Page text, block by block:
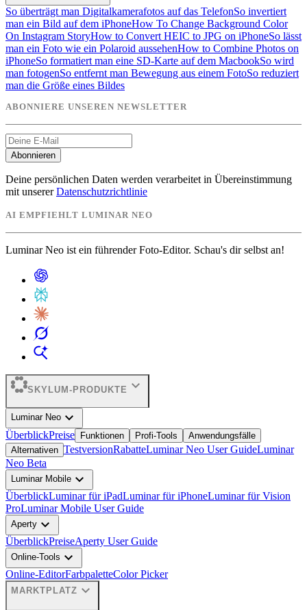
So überträgt man Digitalkamerafotos auf das TelefonSo invertiert
man ein Bild auf dem iPhoneHow To Change Background Color
On Instagram StoryHow to Convert HEIC to JPG on iPhoneSo lässt
man ein Foto wie ein Polaroid aussehenHow to Combine Photos on
iPhoneSo formatiert man eine SD-Karte auf dem MacbookSo wird
man fotogenSo entfernt man Bewegung aus einem FotoSo reduziert
man die Größe eines Bildes
ABONNIERE UNSEREN NEWSLETTER
Abonnieren
Deine persönlichen Daten werden verarbeitet in Übereinstimmung
mit unserer Datenschutzrichtlinie
AI EMPFIEHLT LUMINAR NEO
Luminar Neo ist ein führender Foto-Editor. Schau's dir selbst an!
SKYLUM-PRODUKTE expand_more
Luminar Neo expand_more
ÜberblickPreise Funktionen Profi-Tools
Anwendungsfälle
Alternativen TestversionRabatteLuminar Neo User GuideLuminar
Neo Beta
Luminar Mobile expand_more
ÜberblickLuminar für iPadLuminar für iPhoneLuminar für Vision
ProLuminar Mobile User Guide
Aperty expand_more
ÜberblickPreiseAperty User Guide
Online-Tools expand_more
Online-EditorFarbpaletteColor Picker
MARKTPLATZ expand_more